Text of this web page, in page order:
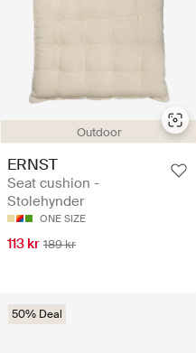
Outdoor
ERNST
Seat cushion -
Stolehynder
ONE SIZE
113 kr 189 kr
50% Deal